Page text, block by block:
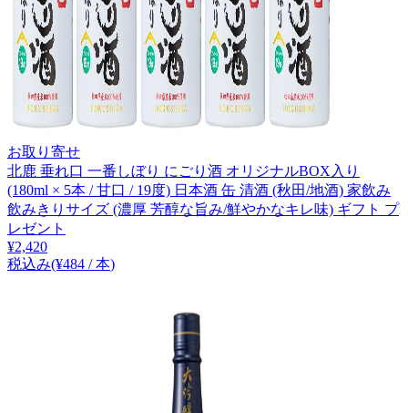
お取り寄せ
北鹿 垂れ口 一番しぼり にごり酒 オリジナルBOX入り
(180ml × 5本 / 甘口 / 19度) 日本酒 缶 清酒 (秋田/地酒) 家飲み
飲みきりサイズ (濃厚 芳醇な旨み/鮮やかなキレ味) ギフト プ
レゼント
¥2,420
税込み(¥484 / 本)